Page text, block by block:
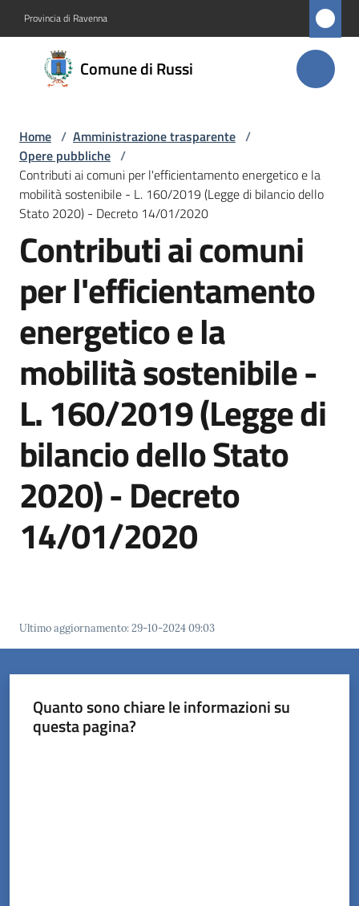
Provincia di Ravenna
Comune di Russi
Comune
di Russi
Amministrazione
Menu selezionato
Novità
Servizi
Russi
Orari
uffici
Segnalazioni
Tutti
gli
argomenti
su
Home / Amministrazione trasparente /
Opere pubbliche /
Contributi ai comuni per l'efficientamento energetico e la
mobilità sostenibile - L. 160/2019 (Legge di bilancio dello
Stato 2020) - Decreto 14/01/2020
Contributi ai comuni
per l'efficientamento
energetico e la
mobilità sostenibile -
L. 160/2019 (Legge di
bilancio dello Stato
2020) - Decreto
14/01/2020
Ultimo aggiornamento:29-10-2024 09:03
Quanto sono chiare le informazioni su
questa pagina?